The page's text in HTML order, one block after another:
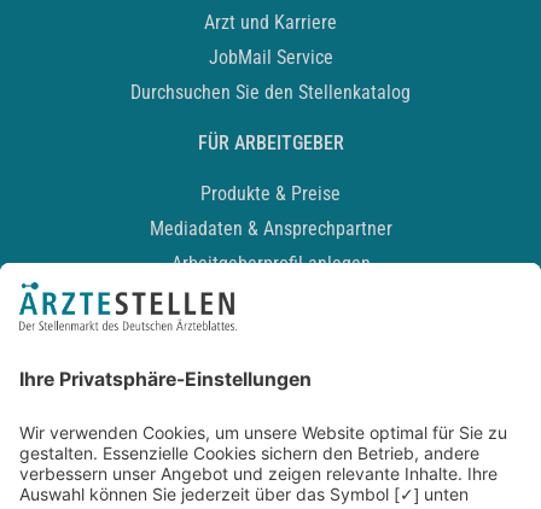
Arzt und Karriere
JobMail Service
Durchsuchen Sie den Stellenkatalog
FÜR ARBEITGEBER
Produkte & Preise
Mediadaten & Ansprechpartner
Arbeitgeberprofil anlegen
Recruiting-Podcast
Kontakt
Datenschutz
Newsletter